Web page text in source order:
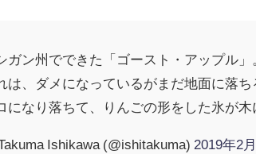
ガン州でできた「ゴースト・アップル」
は、ダメになっているがまだ地面に落
になり落ちて、りんごの形をした氷が
Ishikawa (@ishitakuma) 2019年2